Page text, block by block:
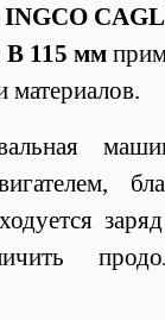
В 115 мм
материалов.